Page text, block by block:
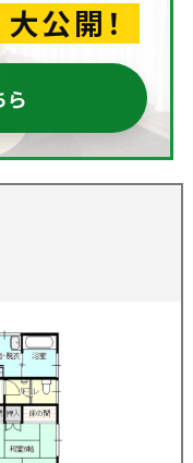
大公開！
ら